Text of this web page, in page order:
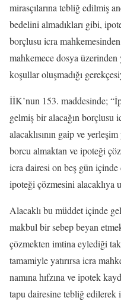
mirasçılarına tebliğ edilmiş
bedelini almadıkları gibi,
borçlusu icra
mahkemece dosya
koşullar oluşmadığı
İİK’nun 153. maddesinde;
gelmiş bir alacağın borçlusu
alacaklısının gaip ve
borcu almaktan ve ipoteği
icra dairesi on beş gün içinde
ipoteği çözmesini alacaklıya
Alacaklı bu müddet içinde
makbul bir sebep beyan
çözmekten imtina eylediği
tamamiyle yatırırsa icra
namına hıfzına ve ipotek
tapu dairesine tebliğ edilerek